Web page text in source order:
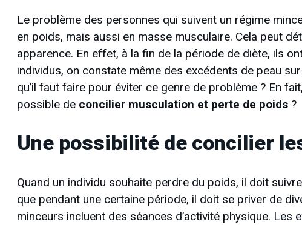
Le problème des personnes qui suivent un régime
en poids, mais aussi en masse musculaire. Cela peut
apparence. En effet, à la fin de la période de diète, ils
individus, on constate même des excédents de peau
qu’il faut faire pour éviter ce genre de problème ? En
possible de concilier musculation et perte de poids ?
Une possibilité de concilier
Quand un individu souhaite perdre du poids, il doit
que pendant une certaine période, il doit se priver de
minceurs incluent des séances d’activité physique. Les